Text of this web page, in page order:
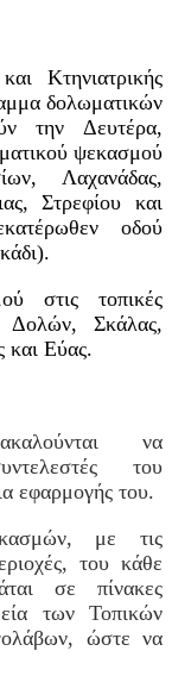
Κτηνιατρικής
δολωματικών
την Δευτέρα,
ψεκασμού
Λαχανάδας,
Στρεφίου και
οδού
στις τοπικές
Δολών, Σκάλας,
και Εύας.
να
του
εφαρμογής του.
με τις
του κάθε
σε πίνακες
των Τοπικών
ώστε να